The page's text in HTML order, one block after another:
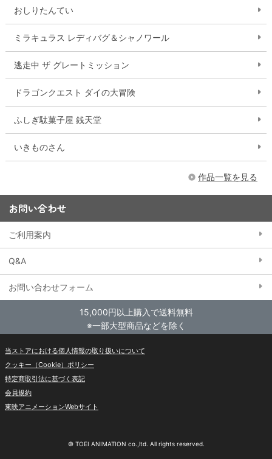
おしりたんてい
ミラキュラス レディバグ＆シャノワール
逃走中 ザ グレートミッション
ドラゴンクエスト ダイの大冒険
ふしぎ駄菓子屋 銭天堂
いきものさん
作品一覧を見る
お問い合わせ
ご利用案内
Q&A
お問い合わせフォーム
15,000円以上購入で送料無料
※一部大型商品などを除く
当ストアにおける個人情報の取り扱いについて
クッキー（Cookie）ポリシー
特定商取引法に基づく表記
会員規約
東映アニメーションWebサイト
© TOEI ANIMATION co.,ltd. All rights reserved.